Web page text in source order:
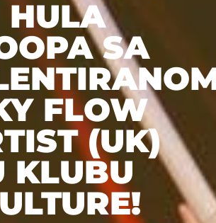
HULA
SA
FLOW
(UK)
KLUBU